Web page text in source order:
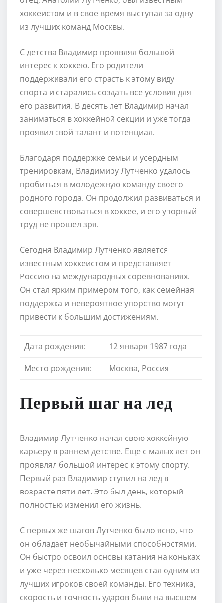
хоккеистом и в свое время выступал за одну
из лучших команд Москвы.
С детства Владимир проявлял большой
интерес к хоккею. Его родители
поддерживали его страсть к этому виду
спорта и старались создать все условия для
его развития. В десять лет Владимир начал
заниматься в хоккейной секции и уже тогда
проявил свой талант и потенциал.
Благодаря поддержке семьи и усердным
тренировкам, Владимиру Лутченко удалось
пробиться в молодежную команду своего
родного города. Он продолжил развиваться и
совершенствоваться в хоккее, и его упорный
труд не прошел зря.
Сегодня Владимир Лутченко является
известным хоккеистом и представляет
Россию на международных соревнованиях.
Он стал ярким примером того, как семейная
поддержка и невероятное упорство могут
привести к большим достижениям.
Дата рождения:
12 января 1987 года
Место рождения:
Москва, Россия
Первый шаг на лед
Владимир Лутченко начал свою хоккейную
карьеру в раннем детстве. Еще с малых лет он
проявлял большой интерес к этому спорту.
Первый раз Владимир ступил на лед в
возрасте пяти лет. Это был день, который
полностью изменил его жизнь.
С первых же шагов Лутченко было ясно, что
он обладает необычайными способностями.
Он быстро освоил основы катания на коньках
и уже через несколько месяцев стал одним из
лучших игроков своей команды. Его техника,
скорость и точность ударов были на высшем